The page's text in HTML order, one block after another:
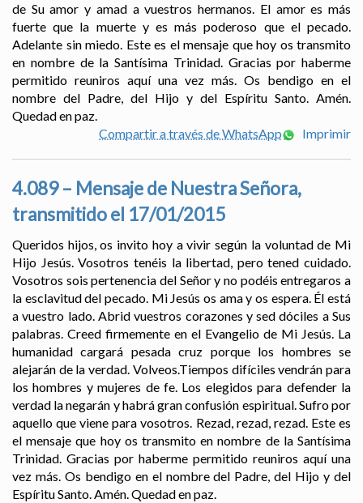
de Su amor y amad a vuestros hermanos. El amor es más
fuerte que la muerte y es más poderoso que el pecado.
Adelante sin miedo. Este es el mensaje que hoy os transmito
en nombre de la Santísima Trinidad. Gracias por haberme
permitido reuniros aquí una vez más. Os bendigo en el
nombre del Padre, del Hijo y del Espíritu Santo. Amén.
Quedad en paz.
Compartir a través de WhatsApp
Imprimir
4.089 – Mensaje de Nuestra Señora,
transmitido el 17/01/2015
Queridos hijos, os invito hoy a vivir según la voluntad de Mi
Hijo Jesús. Vosotros tenéis la libertad, pero tened cuidado.
Vosotros sois pertenencia del Señor y no podéis entregaros a
la esclavitud del pecado. Mi Jesús os ama y os espera. Él está
a vuestro lado. Abrid vuestros corazones y sed dóciles a Sus
palabras. Creed firmemente en el Evangelio de Mi Jesús. La
humanidad cargará pesada cruz porque los hombres se
alejarán de la verdad. Volveos.Tiempos difíciles vendrán para
los hombres y mujeres de fe. Los elegidos para defender la
verdad la negarán y habrá gran confusión espiritual. Sufro por
aquello que viene para vosotros. Rezad, rezad, rezad. Este es
el mensaje que hoy os transmito en nombre de la Santísima
Trinidad. Gracias por haberme permitido reuniros aquí una
vez más. Os bendigo en el nombre del Padre, del Hijo y del
Espíritu Santo. Amén. Quedad en paz.